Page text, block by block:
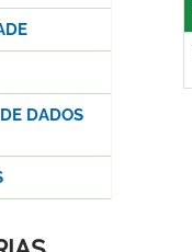
DADOS